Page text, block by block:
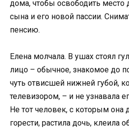
дома, чтобы освободить место
сына и его новой пассии.
пенсию.
Елена молчала. В ушах стоял
лицо – обычное, знакомое до
чуть отвисшей нижней губой,
телевизором, – и не узнавала
Не тот человек, с которым она
горести, растила дочь, клеила